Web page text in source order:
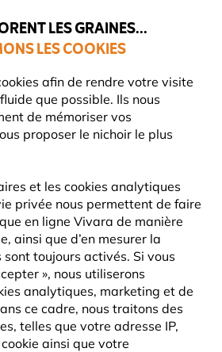
LES GRAINES...
LES COOKIES
afin de rendre votre visite
que possible. Ils nous
de mémoriser vos
proposer le nichoir le plus
et les cookies analytiques
privée nous permettent de faire
en ligne Vivara de manière
ainsi que d’en mesurer la
sont toujours activés. Si vous
», nous utiliserons
analytiques, marketing et de
ce cadre, nous traitons des
telles que votre adresse IP,
ainsi que votre
bien noté dans 11 pays
express gratuite dès 59 €
nichoirs
aides à la nidification et des
vous pouvez offrir aux
foyer approprié dans votre